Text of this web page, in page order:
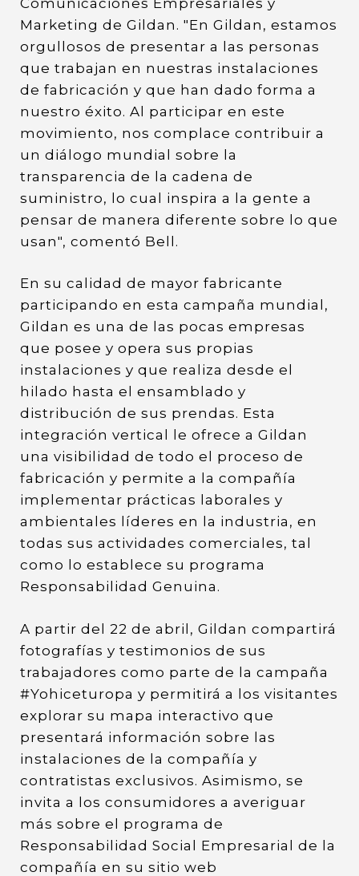
Marketing de Gildan. "En Gildan, estamos
orgullosos de presentar a las personas
que trabajan en nuestras instalaciones
de fabricación y que han dado forma a
nuestro éxito. Al participar en este
movimiento, nos complace contribuir a
un diálogo mundial sobre la
transparencia de la cadena de
suministro, lo cual inspira a la gente a
pensar de manera diferente sobre lo que
usan", comentó Bell.
En su calidad de mayor fabricante
participando en esta campaña mundial,
Gildan es una de las pocas empresas
que posee y opera sus propias
instalaciones y que realiza desde el
hilado hasta el ensamblado y
distribución de sus prendas. Esta
integración vertical le ofrece a Gildan
una visibilidad de todo el proceso de
fabricación y permite a la compañía
implementar prácticas laborales y
ambientales líderes en la industria, en
todas sus actividades comerciales, tal
como lo establece su programa
Responsabilidad Genuina.
A partir del 22 de abril, Gildan compartirá
fotografías y testimonios de sus
trabajadores como parte de la campaña
#Yohiceturopa y permitirá a los visitantes
explorar su mapa interactivo que
presentará información sobre las
instalaciones de la compañía y
contratistas exclusivos. Asimismo, se
invita a los consumidores a averiguar
más sobre el programa de
Responsabilidad Social Empresarial de la
compañía en su sitio web